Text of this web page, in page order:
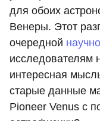
для обоих
Венеры. Этот
очередной
исследователям
интересная
старые данные
Pioneer Venus с